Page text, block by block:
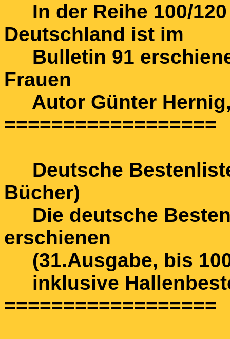
In der Reihe 100/
Deutschland ist im
Bulletin 91
Frauen
Autor Günter
==================
Deutsche
Bücher)
Die deutsche
erschienen
(31.Ausgabe, bis
inklusive
==================